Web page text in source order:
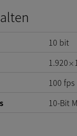
10 bit
1.920×
100 fps
10-Bit